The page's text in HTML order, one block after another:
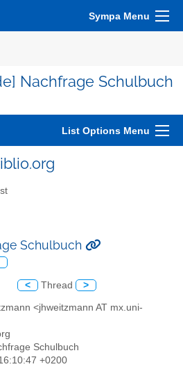
Sympa Menu
Nachfrage Schulbuch
List Options Menu
Schulbuch
< Thread >
<jhweitzmann AT mx.uni-
Schulbuch
+0200